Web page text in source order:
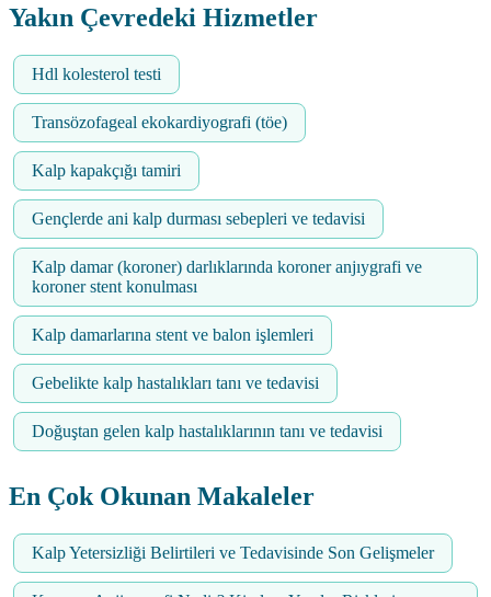
Yakın Çevredeki Hizmetler
Hdl kolesterol testi
Transözofageal ekokardiyografi (töe)
Kalp kapakçığı tamiri
Gençlerde ani kalp durması sebepleri ve tedavisi
Kalp damar (koroner) darlıklarında koroner anjıygrafi ve
koroner stent konulması
Kalp damarlarına stent ve balon işlemleri
Gebelikte kalp hastalıkları tanı ve tedavisi
Doğuştan gelen kalp hastalıklarının tanı ve tedavisi
En Çok Okunan Makaleler
Kalp Yetersizliği Belirtileri ve Tedavisinde Son Gelişmeler